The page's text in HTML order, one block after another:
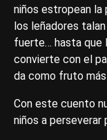
niños estropean la
los leñadores
fuerte… hasta que
convierte con el
da como fruto
Con este cuento
niños a perseverar